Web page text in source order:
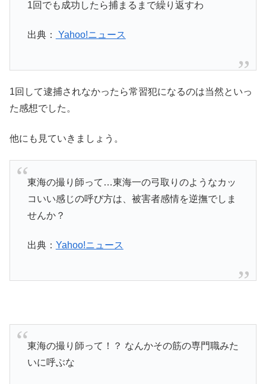
1回でも成功したら捕まるまで繰り返すわ
出典： Yahoo!ニュース
1回して逮捕されなかったら常習犯になるのは当然といっ
た感想でした。
他にも見ていきましょう。
東海の撮り師って…東海一の弓取りのようなカッ
コいい感じの呼び方は、被害者感情を逆撫でしま
せんか？
出典： Yahoo!ニュース
東海の撮り師って！？ なんかその筋の専門職みた
いに呼ぶな